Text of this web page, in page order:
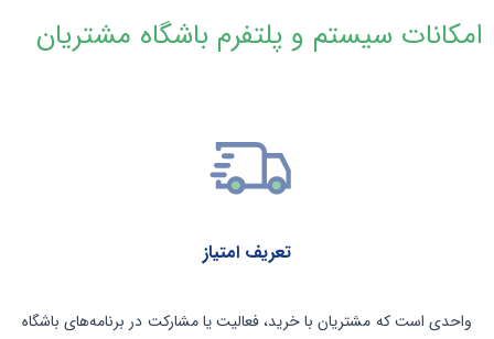
امکانات سیستم و پلتفرم باشگاه مشتریان
تعریف امتیاز
واحدی است که مشتریان با خرید، فعالیت یا مشارکت در برنامه‌های باشگاه